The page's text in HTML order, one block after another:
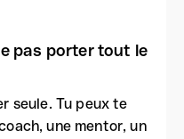
pas porter tout le
seule. Tu peux te
une mentor, un